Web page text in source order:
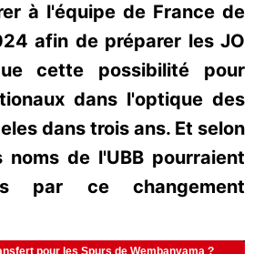
à l'équipe de France de
afin de préparer les JO
cette possibilité pour
dans l'optique des
dans trois ans. Et selon
noms de l'UBB pourraient
par ce changement